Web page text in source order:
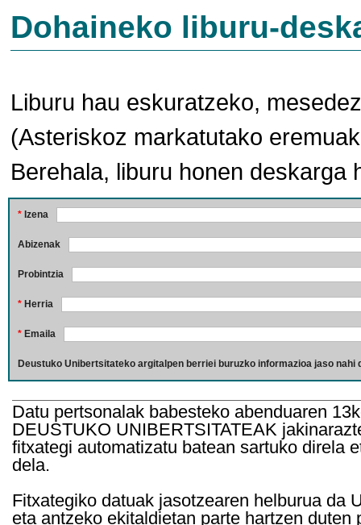
Dohaineko liburu-
Liburu hau eskuratzeko,
(Asteriskoz markatutako
Berehala, liburu honen deskarga
* Izena
Abizenak
Probintzia
* Herria
* Emaila
Deustuko Unibertsitateko argitalpen berriei buruzko informazioa jaso nahi
Datu pertsonalak babesteko abenduaren
DEUSTUKO UNIBERTSITATEAK
fitxategi automatizatu batean sartuko direla
dela.
Fitxategiko datuak jasotzearen helburua da
eta antzeko ekitaldietan parte hartzen